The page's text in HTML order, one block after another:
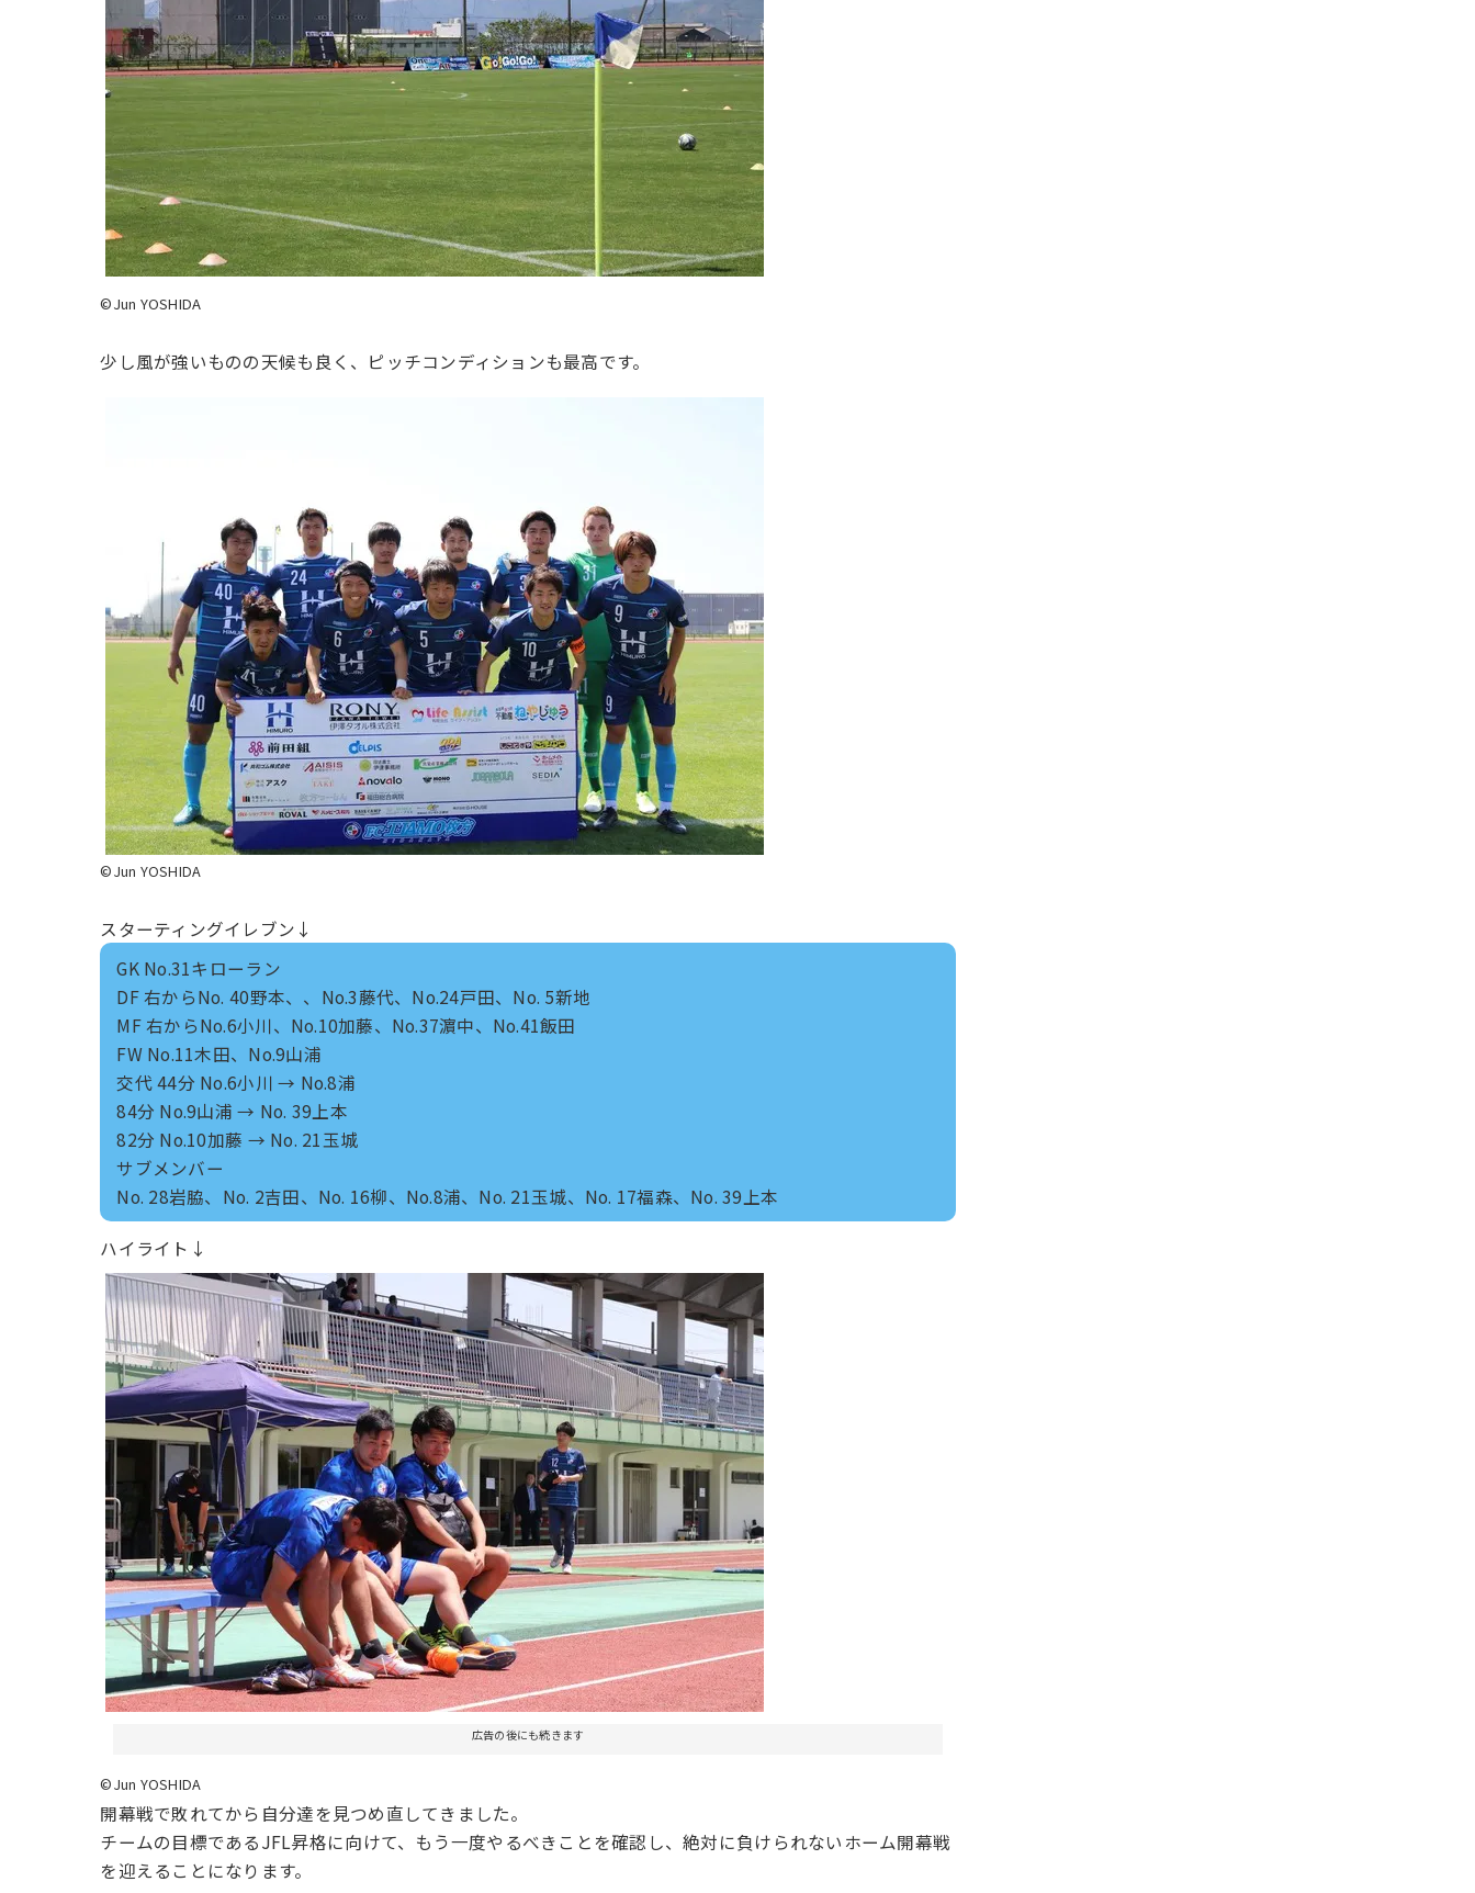
©Jun YOSHIDA
少し風が強いものの天候も良く、ピッチコンディションも最高です。
©Jun YOSHIDA
スターティングイレブン↓
GK No.31キローラン
DF 右からNo. 40野本、、No.3藤代、No.24戸田、No. 5新地
MF 右からNo.6小川、No.10加藤、No.37濵中、No.41飯田
FW No.11木田、No.9山浦
交代 44分 No.6小川 → No.8浦
84分 No.9山浦 → No. 39上本
82分 No.10加藤 → No. 21玉城
サブメンバー
No. 28岩脇、No. 2吉田、No. 16柳、No.8浦、No. 21玉城、No. 17福森、No. 39上本
ハイライト↓
広告の後にも続きます
©Jun YOSHIDA
開幕戦で敗れてから自分達を見つめ直してきました。
チームの目標であるJFL昇格に向けて、もう一度やるべきことを確認し、絶対に負けられないホーム開幕戦
を迎えることになります。